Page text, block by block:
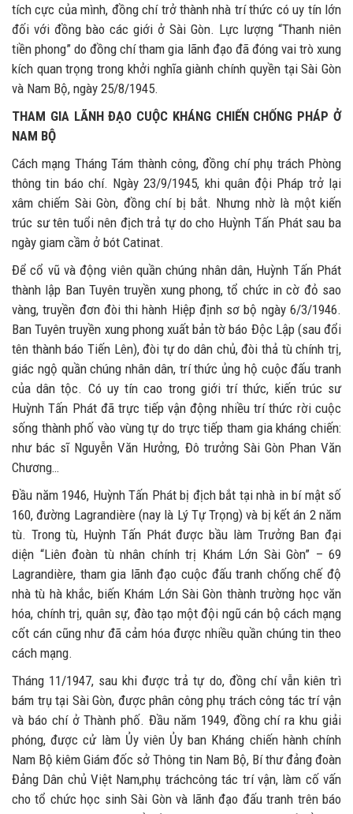
tích cực của mình, đồng chí trở thành nhà trí thức có uy tín lớn
đối với đồng bào các giới ở Sài Gòn. Lực lượng “Thanh niên
tiền phong” do đồng chí tham gia lãnh đạo đã đóng vai trò xung
kích quan trọng trong khởi nghĩa giành chính quyền tại Sài Gòn
và Nam Bộ, ngày 25/8/1945.
THAM GIA LÃNH ĐẠO CUỘC KHÁNG CHIẾN CHỐNG PHÁP Ở
NAM BỘ
Cách mạng Tháng Tám thành công, đồng chí phụ trách Phòng
thông tin báo chí. Ngày 23/9/1945, khi quân đội Pháp trở lại
xâm chiếm Sài Gòn, đồng chí bị bắt. Nhưng nhờ là một kiến
trúc sư tên tuổi nên địch trả tự do cho Huỳnh Tấn Phát sau ba
ngày giam cầm ở bót Catinat.
Để cổ vũ và động viên quần chúng nhân dân, Huỳnh Tấn Phát
thành lập Ban Tuyên truyền xung phong, tổ chức in cờ đỏ sao
vàng, truyền đơn đòi thi hành Hiệp định sơ bộ ngày 6/3/1946.
Ban Tuyên truyền xung phong xuất bản tờ báo Độc Lập (sau đổi
tên thành báo Tiến Lên), đòi tự do dân chủ, đòi thả tù chính trị,
giác ngộ quần chúng nhân dân, trí thức ủng hộ cuộc đấu tranh
của dân tộc. Có uy tín cao trong giới trí thức, kiến trúc sư
Huỳnh Tấn Phát đã trực tiếp vận động nhiều trí thức rời cuộc
sống thành phố vào vùng tự do trực tiếp tham gia kháng chiến:
như bác sĩ Nguyễn Văn Hưởng, Đô trưởng Sài Gòn Phan Văn
Chương…
Đầu năm 1946, Huỳnh Tấn Phát bị địch bắt tại nhà in bí mật số
160, đường Lagrandière (nay là Lý Tự Trọng) và bị kết án 2 năm
tù. Trong tù, Huỳnh Tấn Phát được bầu làm Trưởng Ban đại
diện “Liên đoàn tù nhân chính trị Khám Lớn Sài Gòn” – 69
Lagrandière, tham gia lãnh đạo cuộc đấu tranh chống chế độ
nhà tù hà khắc, biến Khám Lớn Sài Gòn thành trường học văn
hóa, chính trị, quân sự, đào tạo một đội ngũ cán bộ cách mạng
cốt cán cũng như đã cảm hóa được nhiều quần chúng tin theo
cách mạng.
Tháng 11/1947, sau khi được trả tự do, đồng chí vẫn kiên trì
bám trụ tại Sài Gòn, được phân công phụ trách công tác trí vận
và báo chí ở Thành phố. Đầu năm 1949, đồng chí ra khu giải
phóng, được cử làm Ủy viên Ủy ban Kháng chiến hành chính
Nam Bộ kiêm Giám đốc sở Thông tin Nam Bộ, Bí thư đảng đoàn
Đảng Dân chủ Việt Nam,phụ tráchcông tác trí vận, làm cố vấn
cho tổ chức học sinh Sài Gòn và lãnh đạo đấu tranh trên báo